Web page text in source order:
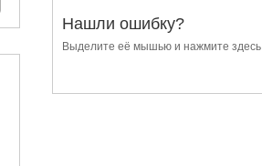
Нашли ошибку?
Выделите её мышью и нажмите здесь